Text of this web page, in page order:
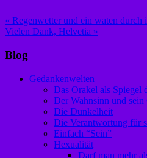
Beitragsnavigation
« Regenwetter und ein waten
Vielen Dank, Helvetia »
Blog
Gedankenwelten
Das Orakel als Spiegel
Der Wahnsinn und sein
Die Dunkelheit
Die Verantwortung für
Einfach “Sein”
Hexualität
Darf man mehr